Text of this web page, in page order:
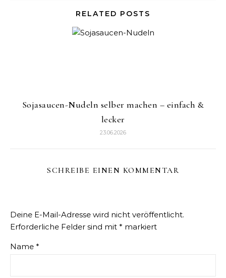
RELATED POSTS
Sojasaucen-Nudeln selber machen – einfach &
lecker
23.06.2026
SCHREIBE EINEN KOMMENTAR
Deine E-Mail-Adresse wird nicht veröffentlicht.
Erforderliche Felder sind mit * markiert
Name *